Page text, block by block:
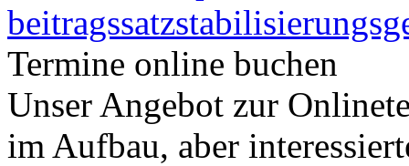
Termine online buchen
Unser Angebot zur
im Aufbau, aber